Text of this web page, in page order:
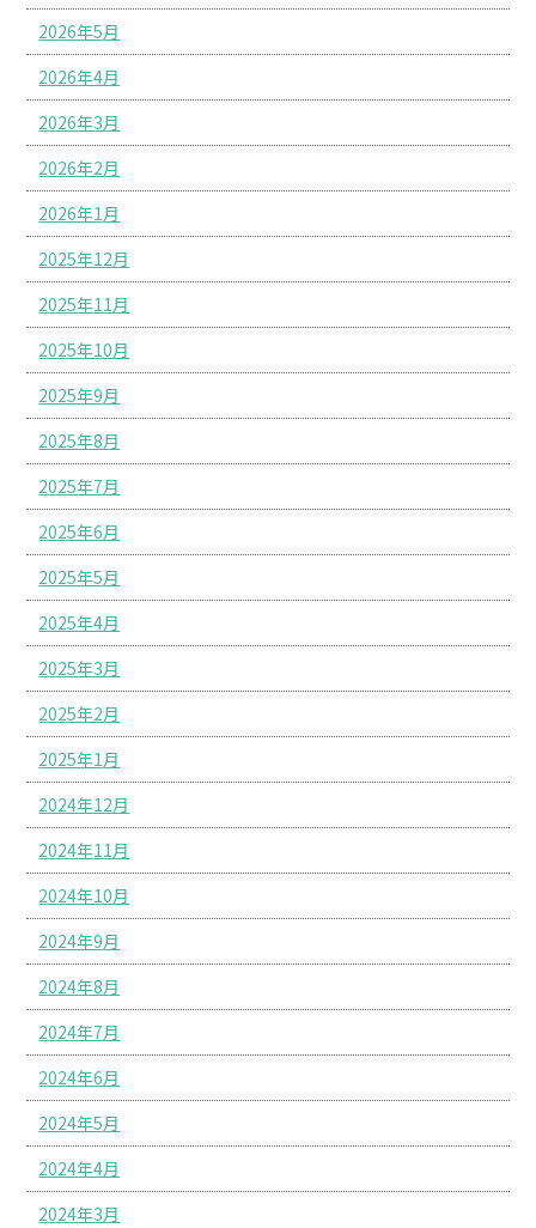
2026年5月
2026年4月
2026年3月
2026年2月
2026年1月
2025年12月
2025年11月
2025年10月
2025年9月
2025年8月
2025年7月
2025年6月
2025年5月
2025年4月
2025年3月
2025年2月
2025年1月
2024年12月
2024年11月
2024年10月
2024年9月
2024年8月
2024年7月
2024年6月
2024年5月
2024年4月
2024年3月